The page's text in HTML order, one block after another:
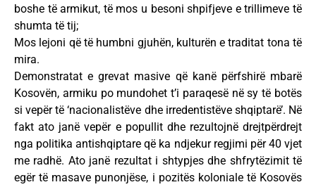
boshe të armikut, të mos u besoni shpifjeve e trillimeve të
shumta të tij;
Mos lejoni që të humbni gjuhën, kulturën e traditat tona të
mira.
Demonstratat e grevat masive që kanë përfshirë mbarë
Kosovën, armiku po mundohet t’i paraqesë në sy të botës
si vepër të ‘nacionalistëve dhe irredentistëve shqiptarë’. Në
fakt ato janë vepër e popullit dhe rezultojnë drejtpërdrejt
nga politika antishqiptare që ka ndjekur regjimi për 40 vjet
me radhë. Ato janë rezultat i shtypjes dhe shfrytëzimit të
egër të masave punonjëse, i pozitës koloniale të Kosovës